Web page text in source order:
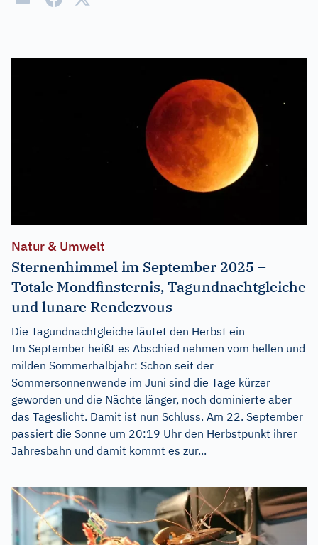
Natur & Umwelt
Sternenhimmel im September 2025 –
Totale Mondfinsternis, Tagundnachtgleiche
und lunare Rendezvous
Die Tagundnachtgleiche läutet den Herbst ein
Im September heißt es Abschied nehmen vom hellen und
milden Sommerhalbjahr: Schon seit der
Sommersonnenwende im Juni sind die Tage kürzer
geworden und die Nächte länger, noch dominierte aber
das Tageslicht. Damit ist nun Schluss. Am 22. September
passiert die Sonne um 20:19 Uhr den Herbstpunkt ihrer
Jahresbahn und damit kommt es zur...